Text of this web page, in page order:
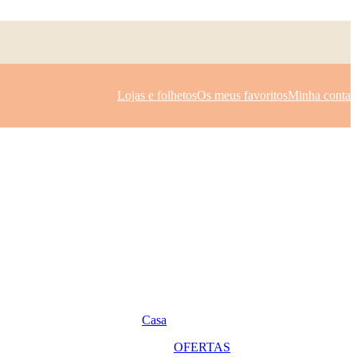
Lojas e folhetosOs meus favoritosMinha conta
Casa
OFERTAS